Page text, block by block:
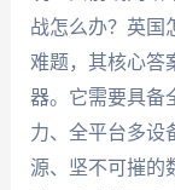
战怎么办？英国
难题，其核心答
器。它需要具备
力、全平台多设
源、坚不可摧的